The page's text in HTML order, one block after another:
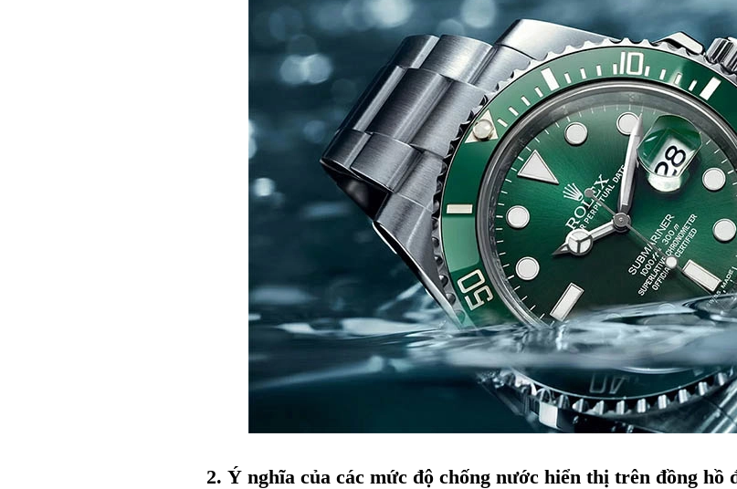
2. Ý nghĩa của các mức độ chống nước hiển thị trên đồng hồ